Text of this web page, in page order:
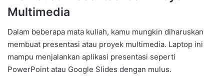
Multimedia
Dalam beberapa mata kuliah, kamu mungkin diharuskan
membuat presentasi atau proyek multimedia. Laptop ini
mampu menjalankan aplikasi presentasi seperti
PowerPoint atau Google Slides dengan mulus.